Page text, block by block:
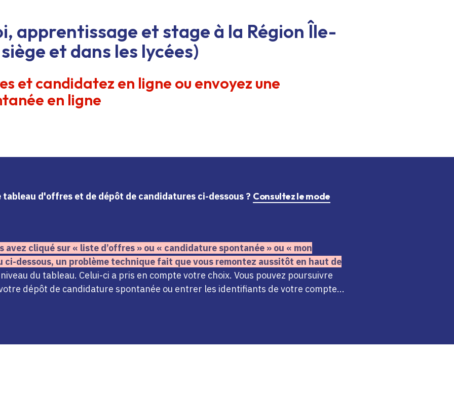
apprentissage et stage à la Région Île-
et dans les lycées)
et candidatez en ligne ou envoyez une
en ligne
d'offres et de dépôt de candidatures ci-dessous ? Consultez le mode
cliqué sur « liste d’offres » ou « candidature spontanée » ou « mon
ci-dessous, un problème technique fait que vous remontez aussitôt en haut de
du tableau. Celui-ci a pris en compte votre choix. Vous pouvez poursuivre
dépôt de candidature spontanée ou entrer les identifiants de votre compte...